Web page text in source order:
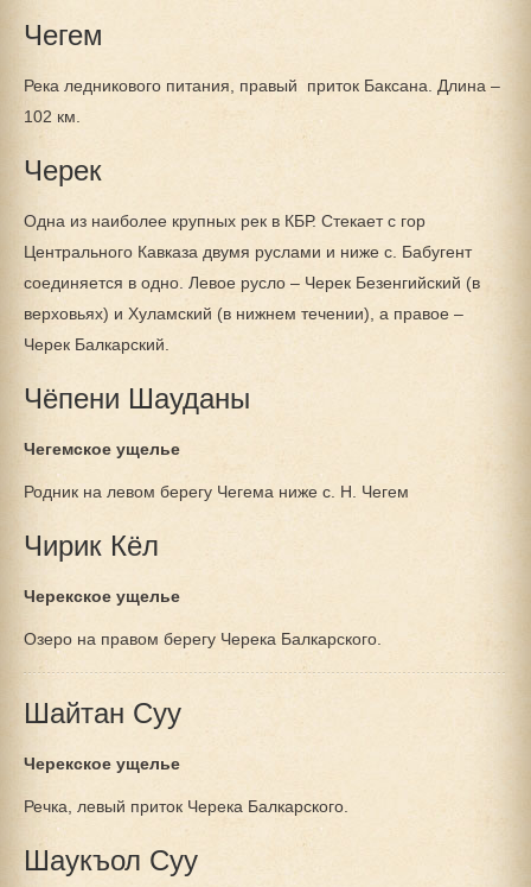
Чегем
Река ледникового питания, правый приток Баксана. Длина –
102 км.
Черек
Одна из наиболее крупных рек в КБР. Стекает с гор
Центрального Кавказа двумя руслами и ниже с. Бабугент
соединяется в одно. Левое русло – Черек Безенгийский (в
верховьях) и Хуламский (в нижнем течении), а правое –
Черек Балкарский.
Чёпени Шауданы
Чегемское ущелье
Родник на левом берегу Чегема ниже с. Н. Чегем
Чирик Кёл
Черекское ущелье
Озеро на правом берегу Черека Балкарского.
Шайтан Суу
Черекское ущелье
Речка, левый приток Черека Балкарского.
Шаукъол Суу